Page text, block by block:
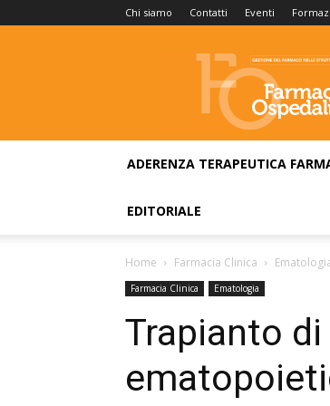
Chi siamo Contatti Eventi
Farmacia
Ospedaliera
ADERENZA TERAPEUTICA
EDITORIALE
Home Farmacia Clinica
Farmacia Clinica Ematologia
Trapianto